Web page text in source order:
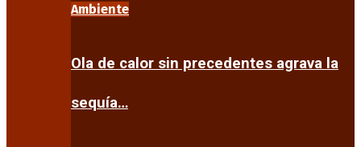
Ambiente
Ola de calor sin precedentes agrava la
sequía…